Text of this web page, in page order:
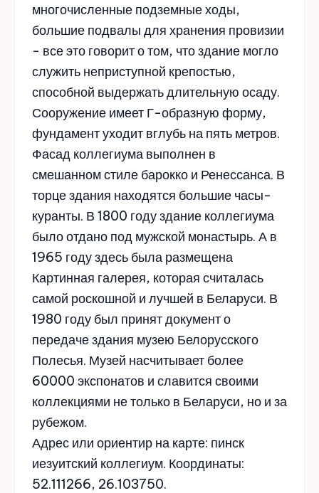
многочисленные подземные ходы,
большие подвалы для хранения провизии
- все это говорит о том, что здание могло
служить неприступной крепостью,
способной выдержать длительную осаду.
Сооружение имеет Г-образную форму,
фундамент уходит вглубь на пять метров.
Фасад коллегиума выполнен в
смешанном стиле барокко и Ренессанса. В
торце здания находятся большие часы-
куранты. В 1800 году здание коллегиума
было отдано под мужской монастырь. А в
1965 году здесь была размещена
Картинная галерея, которая считалась
самой роскошной и лучшей в Беларуси. В
1980 году был принят документ о
передаче здания музею Белорусского
Полесья. Музей насчитывает более
60000 экспонатов и славится своими
коллекциями не только в Беларуси, но и за
рубежом.
Адрес или ориентир на карте: пинск
иезуитский коллегиум. Координаты:
52.111266, 26.103750.